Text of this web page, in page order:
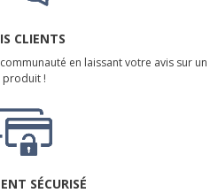
CLIENTS
en laissant votre avis sur un
produit !
SÉCURISÉ